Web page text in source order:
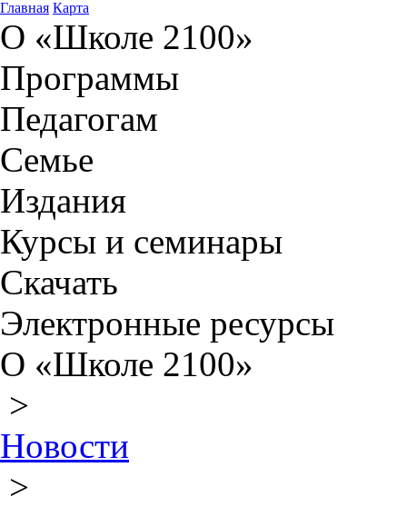
Главная Карта
О «Школе 2100»
Программы
Педагогам
Семье
Издания
Курсы и семинары
Скачать
Электронные ресурсы
О «Школе 2100»
>
Новости
>